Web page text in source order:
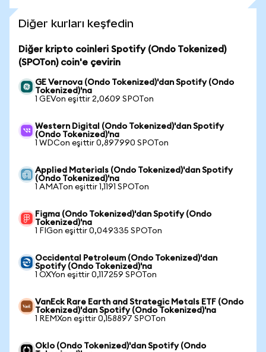
Diğer kurları keşfedin
Diğer kripto coinleri Spotify (Ondo Tokenized)
(SPOTon) coin'e çevirin
GE Vernova (Ondo Tokenized)'dan Spotify (Ondo
Tokenized)'na
1 GEVon eşittir 2,0609 SPOTon
Western Digital (Ondo Tokenized)'dan Spotify
(Ondo Tokenized)'na
1 WDCon eşittir 0,897990 SPOTon
Applied Materials (Ondo Tokenized)'dan Spotify
(Ondo Tokenized)'na
1 AMATon eşittir 1,1191 SPOTon
Figma (Ondo Tokenized)'dan Spotify (Ondo
Tokenized)'na
1 FIGon eşittir 0,049335 SPOTon
Occidental Petroleum (Ondo Tokenized)'dan
Spotify (Ondo Tokenized)'na
1 OXYon eşittir 0,117259 SPOTon
VanEck Rare Earth and Strategic Metals ETF (Ondo
Tokenized)'dan Spotify (Ondo Tokenized)'na
1 REMXon eşittir 0,158897 SPOTon
Oklo (Ondo Tokenized)'dan Spotify (Ondo